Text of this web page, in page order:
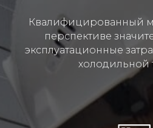
Квалифицированный
перспективе
эксплуатационные
холодильной